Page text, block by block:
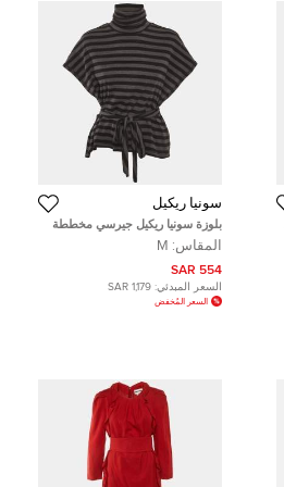
سونيا ريكيل
بلوزة سونيا ريكيل جيرسي مخططة
رمادية بحزام مقاس متوسط
المقاس: M
554 SAR
السعر المبدئي: 1,179 SAR
السعر المُخفض